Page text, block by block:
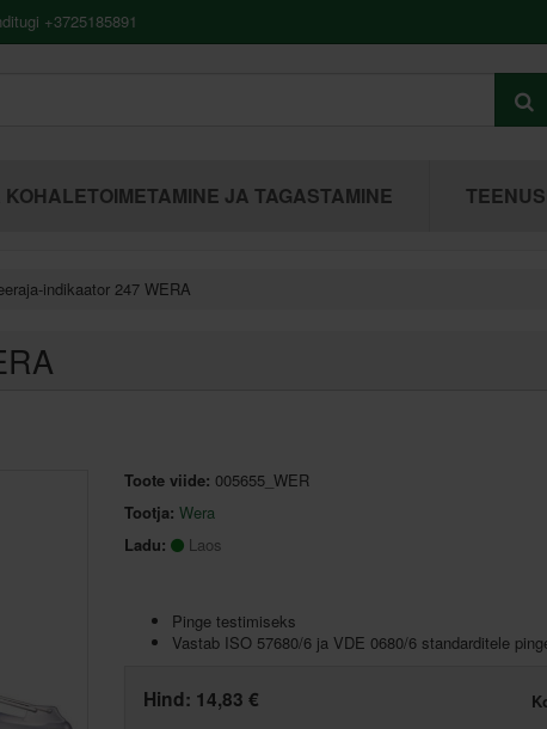
+3725185891
JA TAGASTAMINE
indikaator 247 WERA
Toote viide: 005655_WER
Tootja: Wera
Ladu:
Laos
Pinge testimiseks
Vastab ISO 57680/6 ja VDE 0680/6 standarditele
Hind: 14,83 €